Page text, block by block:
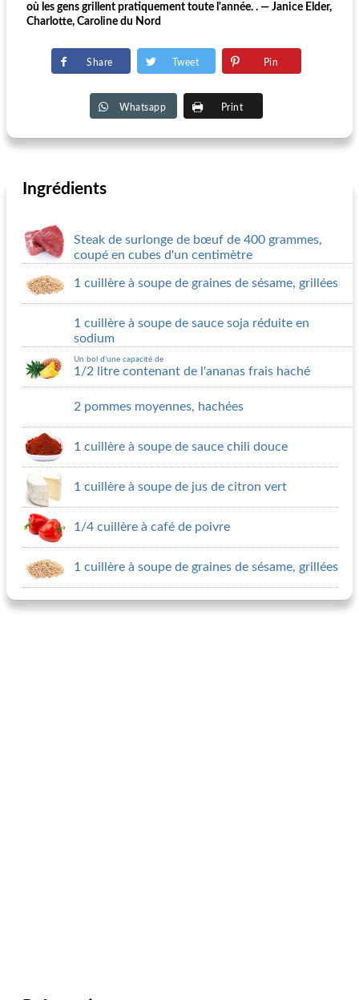
où les gens grillent pratiquement toute l'année. . — Janice Elder,
Charlotte, Caroline du Nord
Share Tweet Pin
Whatsapp Print
Ingrédients
Steak de surlonge de bœuf de 400 grammes,
coupé en cubes d'un centimètre
1 cuillère à soupe de graines de sésame, grillées
1 cuillère à soupe de sauce soja réduite en
sodium
Un bol d'une capacité de
1/2 litre contenant de l'ananas frais haché
2 pommes moyennes, hachées
1 cuillère à soupe de sauce chili douce
1 cuillère à soupe de jus de citron vert
1/4 cuillère à café de poivre
1 cuillère à soupe de graines de sésame, grillées